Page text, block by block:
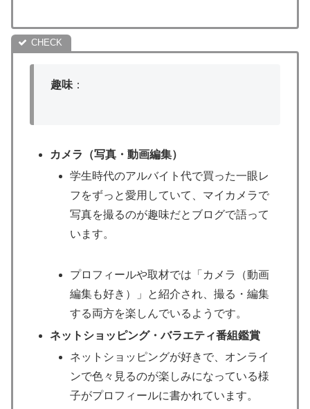
趣味 ：
カメラ（写真・動画編集）
学生時代のアルバイト代で買った一眼レ
フをずっと愛用していて、マイカメラで
写真を撮るのが趣味だとブログで語って
います。
プロフィールや取材では「カメラ（動画
編集も好き）」と紹介され、撮る・編集
する両方を楽しんでいるようです。​
ネットショッピング・バラエティ番組鑑賞
ネットショッピングが好きで、オンライ
ンで色々見るのが楽しみになっている様
子がプロフィールに書かれています。​